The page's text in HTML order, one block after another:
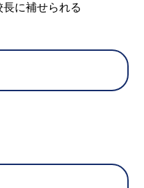
に補せられる